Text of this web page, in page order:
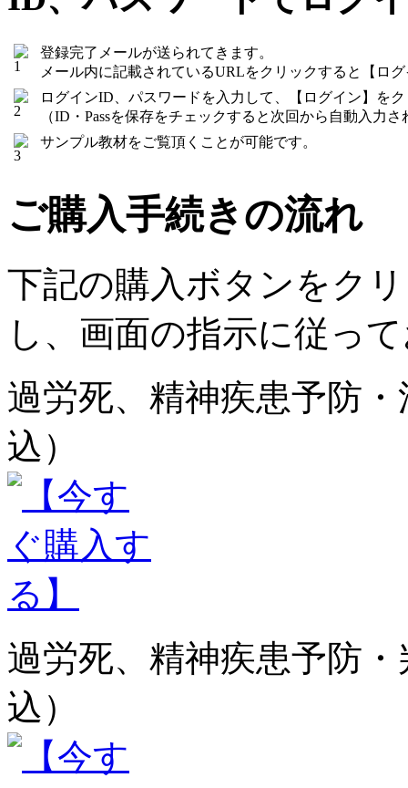
登録完了メールが送られてきます。
メール内に記載されているURLをクリックすると【ロ
ログインID、パスワードを入力して、【ログイン】を
（ID・Passを保存をチェックすると次回から自動入力さ
サンプル教材をご覧頂くことが可能です。
ご購入手続きの流れ
下記の購入ボタンをク
し、画面の指示に従っ
過労死、精神疾患予防
込）
過労死、精神疾患予防
込）